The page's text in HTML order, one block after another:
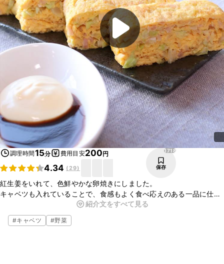
調理時間15分 費用目安200円
4.34 (29)
1718
保存
紅生姜をいれて、色鮮やかな卵焼きにしました。
キャベツも入れていることで、食感もよく食べ応えのある一品に仕上
お好みで、ソースとマヨネーズをつけてお召し上がりいただくとお好
み焼き風の卵焼きになって美味しいですよ。
紹介文をすべて見る
#キャベツ #野菜